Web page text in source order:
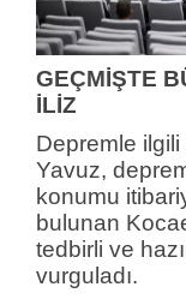
GEÇMİŞTE
İLİZ
Depremle
Yavuz,
konumu
bulunan
tedbirli ve
vurguladı.